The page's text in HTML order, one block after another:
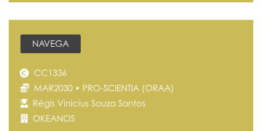
NAVEGA
CC1336
MAR2030 • PRO-SCIENTIA (ORAA)
Régis Vinicius Souza Santos
OKEANOS